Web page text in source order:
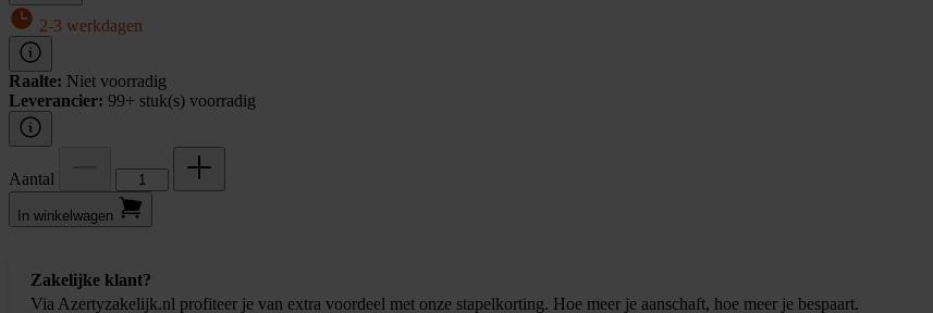
2-3 werkdagen
Raalte: Niet voorradig
Leverancier: 99+ stuk(s) voorradig
Aantal
In winkel­wagen
Zakelijke klant?
Via Azertyzakelijk.nl profiteer je van extra voordeel met onze stapelkorting. Hoe meer je aanschaft, hoe meer je bespaart.